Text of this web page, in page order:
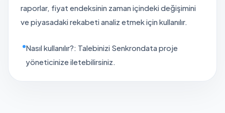
raporlar, fiyat endeksinin zaman içindeki değişimini
ve piyasadaki rekabeti analiz etmek için kullanılır.
Nasıl kullanılır?: Talebinizi Senkrondata proje
yöneticinize iletebilirsiniz.